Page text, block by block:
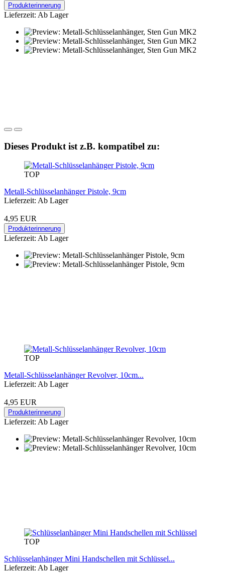
Produkterinnerung
Lieferzeit: Ab Lager
Dieses Produkt ist z.B. kompatibel zu:
TOP
Metall-Schlüsselanhänger Pistole, 9cm
Lieferzeit: Ab Lager
4,95 EUR
Produkterinnerung
Lieferzeit: Ab Lager
TOP
Metall-Schlüsselanhänger Revolver, 10cm...
Lieferzeit: Ab Lager
4,95 EUR
Produkterinnerung
Lieferzeit: Ab Lager
TOP
Schlüsselanhänger Mini Handschellen mit Schlüssel...
Lieferzeit: Ab Lager